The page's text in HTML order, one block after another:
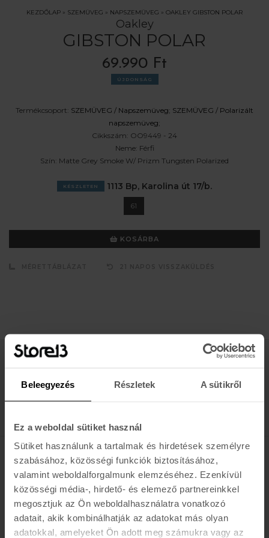
Beleegyezés Részletek A sütikről
Ez a weboldal sütiket használ
Sütiket használunk a tartalmak és hirdetések személyre
szabásához, közösségi funkciók biztosításához,
valamint weboldalforgalmunk elemzéséhez. Ezenkívül
közösségi média-, hirdető- és elemező partnereinkkel
megosztjuk az Ön weboldalhasználatra vonatkozó
adatait, akik kombinálhatják az adatokat más olyan
adatokkal, amelyeket Ön adott meg számukra vagy az
KEZDŐLAP » SZEMÜVEG » NAPSZEMÜVEG » OAKLEY GIBSTON POLAR
Oakley
GIBSTON POLAR
69.990 Ft
ÚJDONSÁG
Termékcsoport: SZEMÜVEG / Napszemüveg; SZEMÜVEG / Polarizált
napszemüveg;
Cikkszám: OO9449 - 24
Neme: Férfi
Szín: Matte Grey Smoke W/ Prizm Tungsten Polarized
KÉSZLETEN 1113 Bp, Karolina út 17/b.
61
KOSÁRBA
K A R O L I N A 17 / B
Hétfő - Péntek: 11:00 - 19:00
Szombat: 10:00 - 19:00
Vasárnap: ZÁRVA
K I R Á L Y 52 (ÚJ)